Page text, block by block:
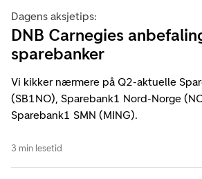
Dagens aksjetips:
DNB Carnegies
sparebanker
Vi kikker nærmere på Q2-aktuelle
(SB1NO), Sparebank1 Nord-Norge
Sparebank1 SMN (MING).
3 min lesetid